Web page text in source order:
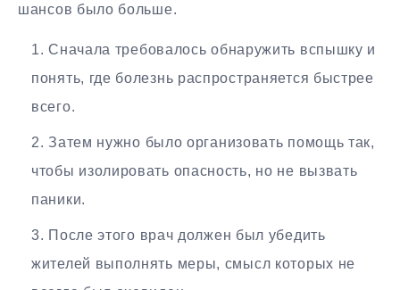
шансов было больше.
Сначала требовалось обнаружить вспышку и
понять, где болезнь распространяется быстрее
всего.
Затем нужно было организовать помощь так,
чтобы изолировать опасность, но не вызвать
паники.
После этого врач должен был убедить
жителей выполнять меры, смысл которых не